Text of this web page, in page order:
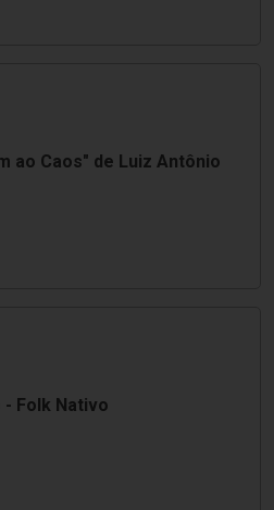
ao Caos" de Luiz Antônio
- Folk Nativo